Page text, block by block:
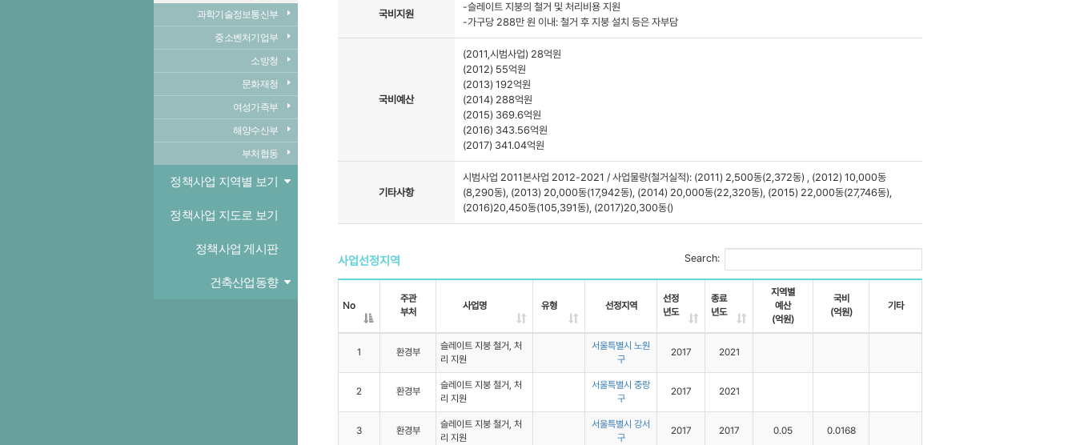
과학기술정보통신부
중소벤처기업부
소방청
문화재청
여성가족부
해양수산부
부처협동
정책사업 지역별 보기
정책사업 지도로 보기
정책사업 게시판
건축산업동향
국비지원
-슬레이트 지붕의 철거 및 처리비용 지원
-가구당 288만 원 이내: 철거 후 지붕 설치 등은 자부담
국비예산
(2011,시범사업) 28억원
(2012) 55억원
(2013) 192억원
(2014) 288억원
(2015) 369.6억원
(2016) 343.56억원
(2017) 341.04억원
기타사항
시범사업 2011본사업 2012-2021 / 사업물량(철거실적): (2011) 2,500동(2,372동) , (2012) 10,000동
(8,290동), (2013) 20,000동(17,942동), (2014) 20,000동(22,320동), (2015) 22,000동(27,746동),
(2016)20,450동(105,391동), (2017)20,300동()
사업선정지역 Search:
No
주관
부처
사업명 유형 선정지역
선정
년도
종료
년도
지역별
예산
(억원)
국비
(억원)
기타
1 환경부
슬레이트 지붕 철거, 처
리 지원
서울특별시 노원
구
2017 2021
2 환경부
슬레이트 지붕 철거, 처
리 지원
서울특별시 중랑
구
2017 2021
3 환경부
슬레이트 지붕 철거, 처
리 지원
서울특별시 강서
구
2017 2017 0.05 0.0168